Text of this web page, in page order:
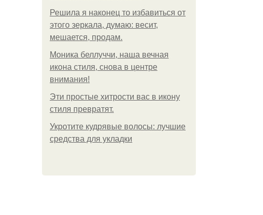
Решила я наконец то избавиться от
этого зеркала, думаю: весит,
мешается, продам.
Моника беллуччи, наша вечная
икона стиля, снова в центре
внимания!
Эти простые хитрости вас в икону
стиля превратят.
Укротите кудрявые волосы: лучшие
средства для укладки